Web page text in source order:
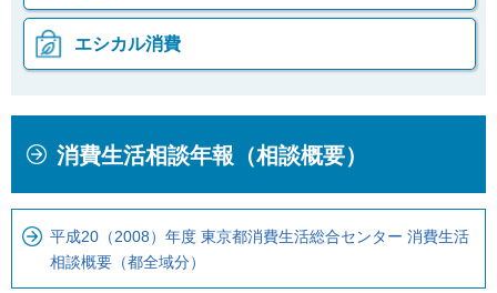
エシカル消費
ま
ロ
消費生活相談年報（相談概要）
平成20（2008）年度 東京都消費生活総合センター 消費生活
相談概要（都全域分）